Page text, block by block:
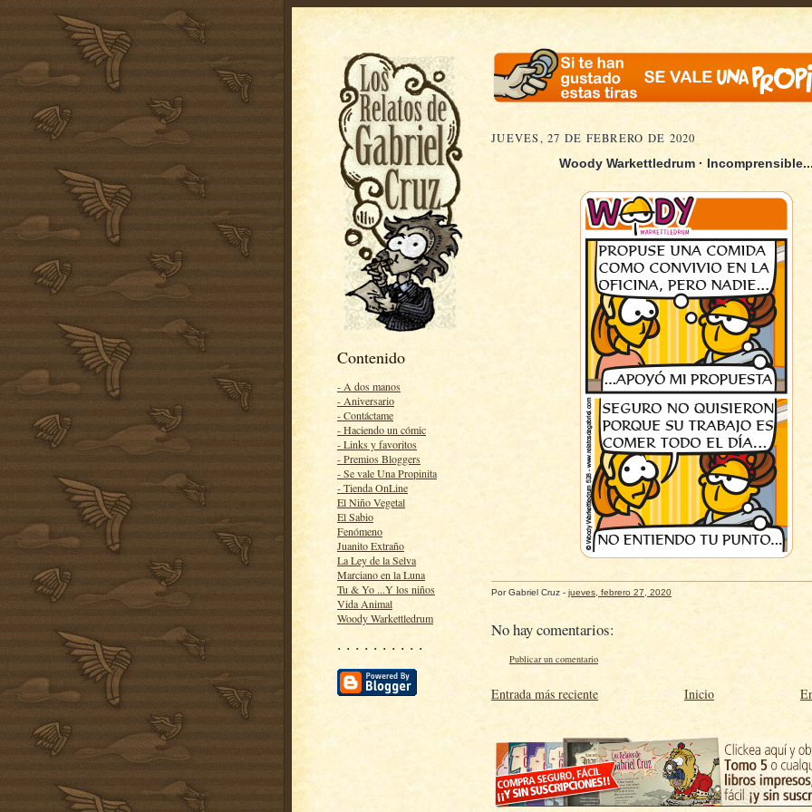
Contenido
- A dos manos
- Aniversario
- Contáctame
- Haciendo un cómic
- Links y favoritos
- Premios Bloggers
- Se vale Una Propinita
- Tienda OnLine
El Niño Vegetal
El Sabio
Fenómeno
Juanito Extraño
La Ley de la Selva
Marciano en la Luna
Tu & Yo ...Y los niños
Vida Animal
Woody Warkettledrum
· · · · · · · · · ·
JUEVES, 27 DE FEBRERO DE 2020
Woody Warkettledrum ·
PorGabriel Cruz - jueves, febrero 27, 2020
No hay comentarios:
Publicar un comentario
Entrada más reciente Inicio